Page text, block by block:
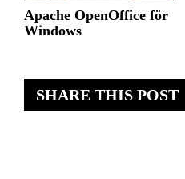
SHARE THIS POST
Apache OpenOffice för
Windows